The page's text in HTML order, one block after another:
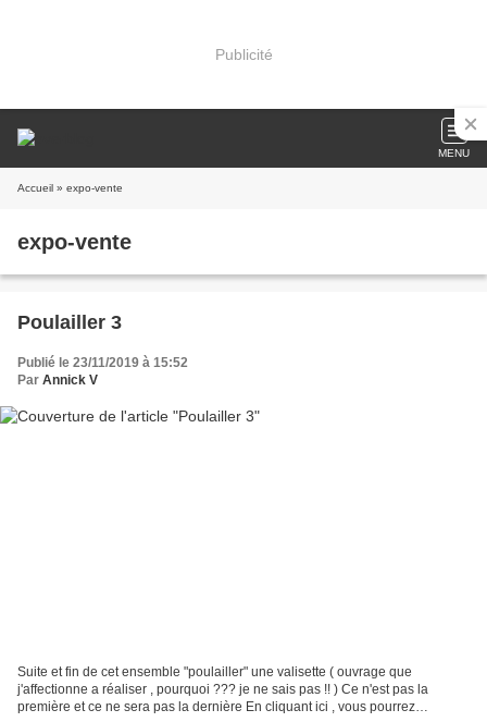
Publicité
MENU
Accueil » expo-vente
expo-vente
Poulailler 3
Publié le 23/11/2019 à 15:52
Par Annick V
Suite et fin de cet ensemble "poulailler" une valisette ( ouvrage que
j'affectionne a réaliser , pourquoi ??? je ne sais pas !! ) Ce n'est pas la
première et ce ne sera pas la dernière En cliquant ici , vous pourrez